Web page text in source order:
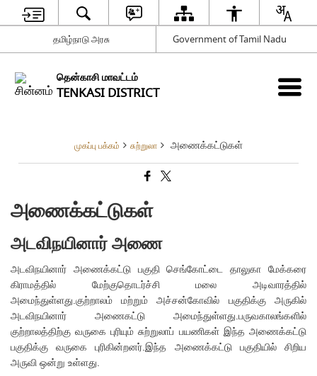
தமிழ்நாடு அரசு Government of Tamil Nadu
தென்காசி மாவட்டம்
TENKASI DISTRICT
முகப்பு பக்கம் சுற்றுலா அணைக்கட்டுகள்
அணைக்கட்டுகள்
அடவிநயினார் அணை
அடவிநயினார் அணைக்கட்டு பகுதி செங்கோட்டை தாலுகா மேக்கரை
கிராமத்தில் மேற்குதொடர்ச்சி மலை அடிவாரத்தில்
அமைந்துள்ளது.குற்றாலம் மற்றும் அச்சன்கோவில் பகுதிக்கு அருகில்
அடவிநயினார் அணைகட்டு அமைந்துள்ளது.பருவகாலங்களில்
குற்றாலத்திற்கு வருகை புரியும் சுற்றுலாப் பயணிகள் இந்த அணைக்கட்டு
பகுதிக்கு வருகை புரிகின்றனர்.இந்த அணைக்கட்டு பகுதியில் சிறிய
அருவி ஒன்று உள்ளது.